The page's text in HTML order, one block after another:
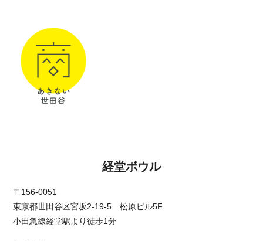
経堂ボウル
〒156-0051
東京都世田谷区宮坂2-19-5 松原ビル5F
小田急線経堂駅より徒歩1分